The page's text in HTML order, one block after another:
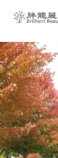
网站首页
精彩树源乔木
灌草植物资源
工程苗特选
设计施工
花园商务